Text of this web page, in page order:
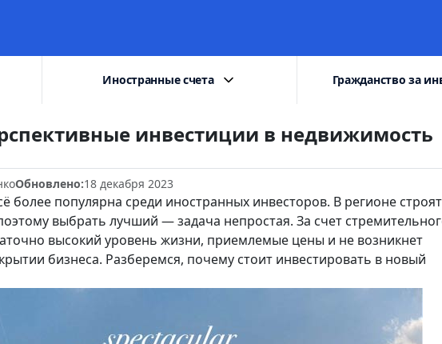
Иностранные счета Гражданство за
инвестиции в недвижимость
Обновлено:18 декабря 2023
более популярна среди иностранных инвесторов. В регионе строят
выбрать лучший — задача непростая. За счет
высокий уровень жизни, приемлемые цены и не возникнет
бизнеса. Разберемся, почему стоит инвестировать в новый